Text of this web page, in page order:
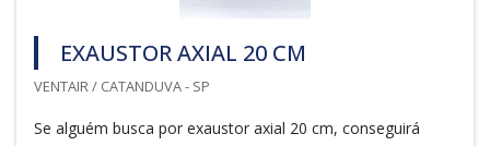
EXAUSTOR AXIAL 20 CM
VENTAIR / CATANDUVA - SP
Se alguém busca por exaustor axial 20 cm, conseguirá